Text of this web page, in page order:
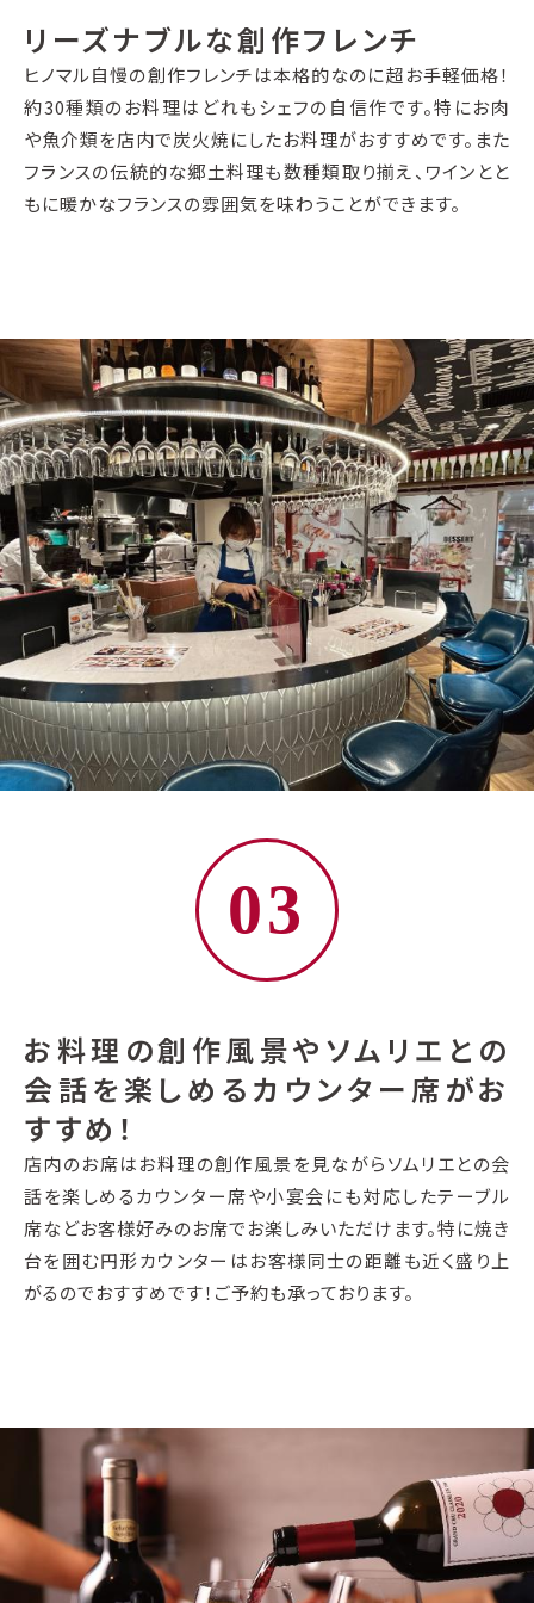
リーズナブルな創作フレンチ
ヒノマル自慢の創作フレンチは本格的なのに超お手軽価格！
約30種類のお料理はどれもシェフの自信作です。特にお肉
や魚介類を店内で炭火焼にしたお料理がおすすめです。また
フランスの伝統的な郷土料理も数種類取り揃え、ワインとと
もに暖かなフランスの雰囲気を味わうことができます。
03
お料理の創作風景やソムリエとの
会話を楽しめるカウンター席がお
すすめ！
店内のお席はお料理の創作風景を見ながらソムリエとの会
話を楽しめるカウンター席や小宴会にも対応したテーブル
席などお客様好みのお席でお楽しみいただけます。特に焼き
台を囲む円形カウンターはお客様同士の距離も近く盛り上
がるのでおすすめです！ご予約も承っております。